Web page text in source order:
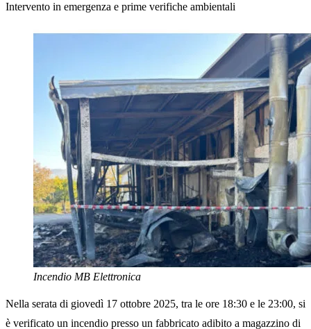
Intervento in emergenza e prime verifiche ambientali
Incendio MB Elettronica
Nella serata di giovedì 17 ottobre 2025, tra le ore 18:30 e le 23:00, si
è verificato un incendio presso un fabbricato adibito a magazzino di